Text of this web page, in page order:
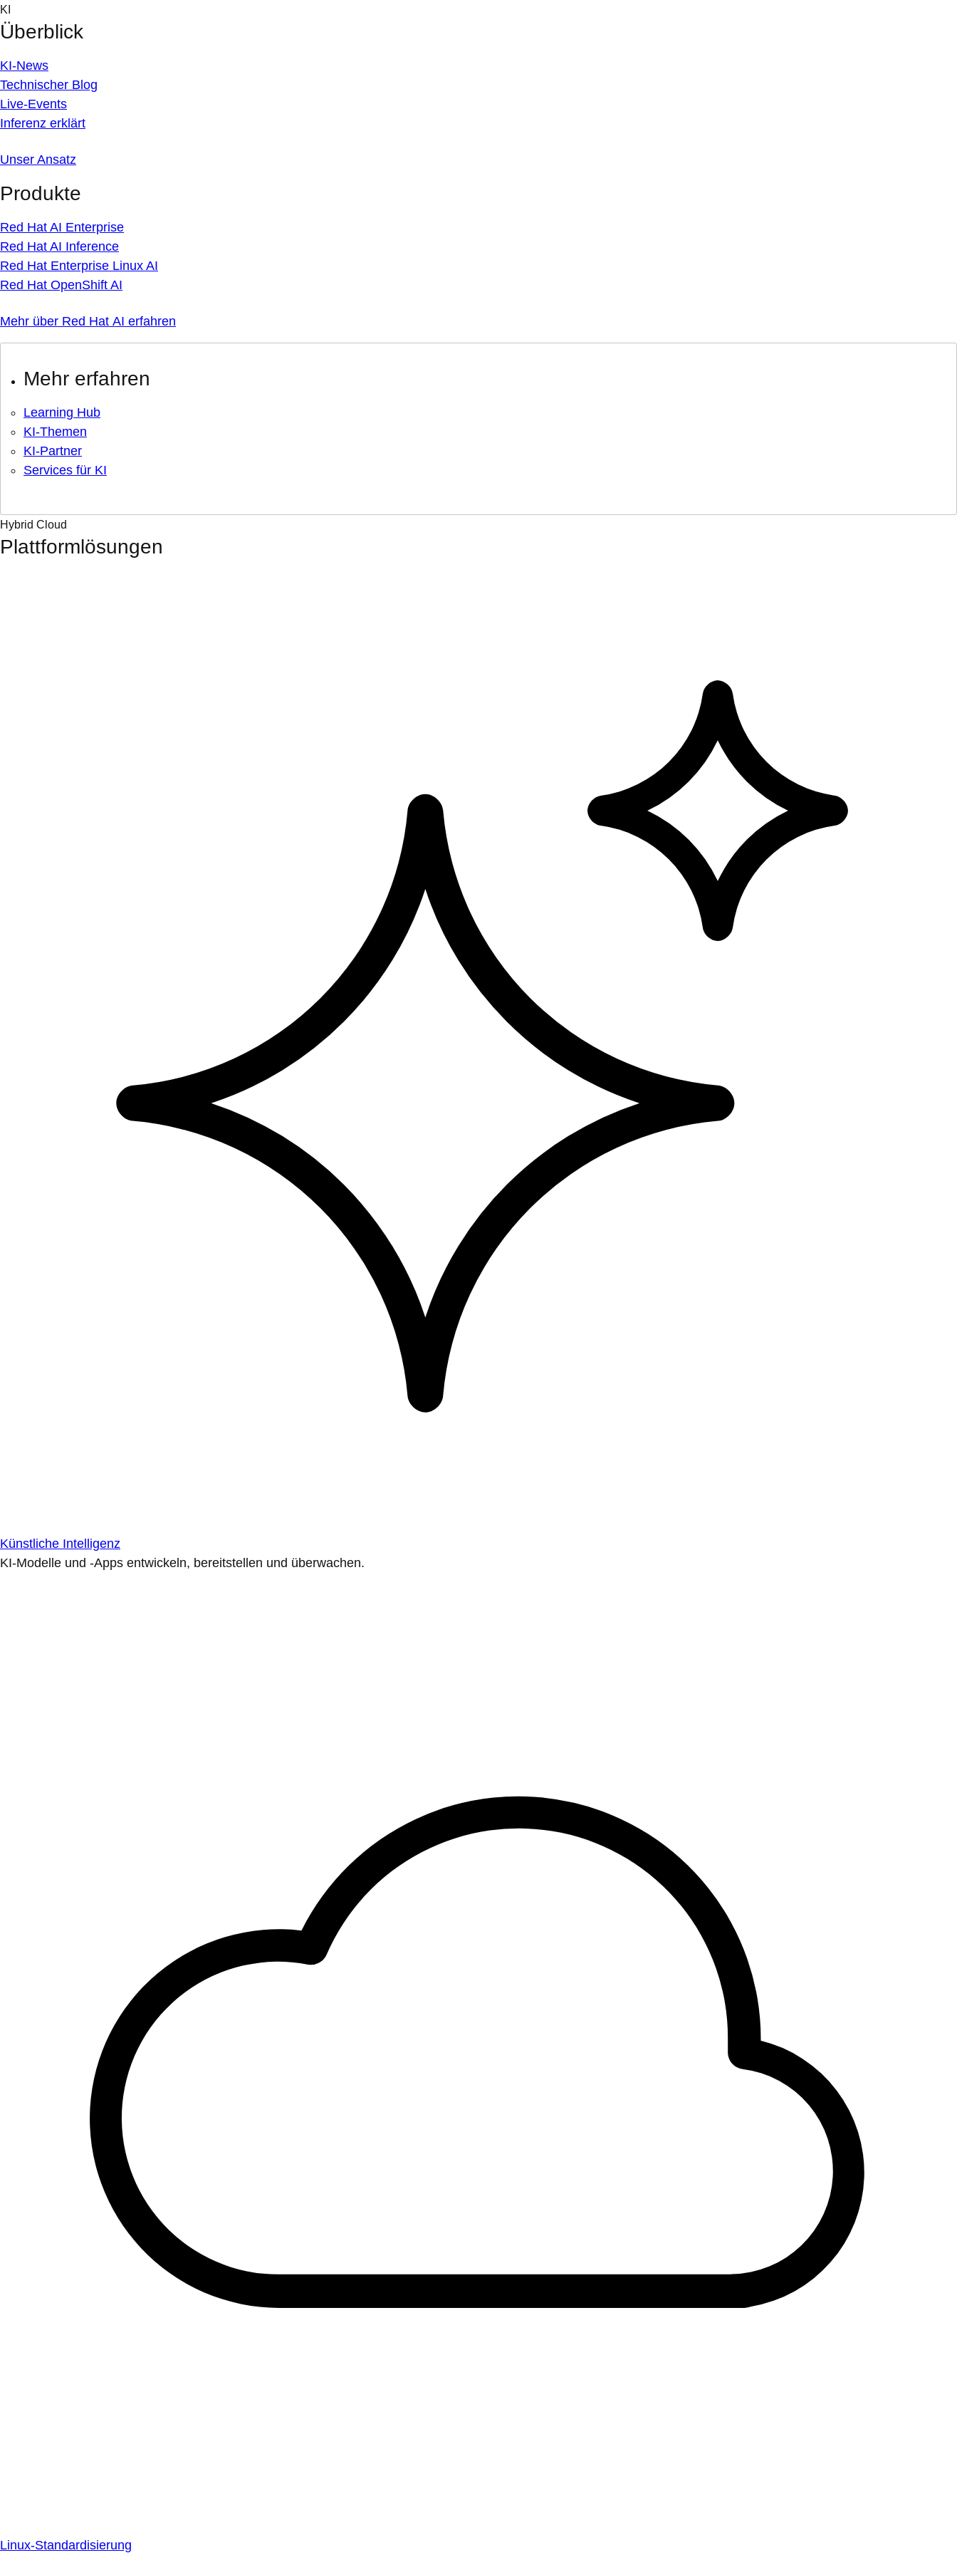
Skip
to
content
KI
Überblick
KI-News
Technischer Blog
Live-Events
Inferenz erklärt
Unser Ansatz
Produkte
Red Hat AI Enterprise
Red Hat AI Inference
Red Hat Enterprise Linux AI
Red Hat OpenShift AI
Mehr über Red Hat AI erfahren
Mehr erfahren
Learning Hub
KI-Themen
KI-Partner
Services für KI
Hybrid Cloud
Plattformlösungen
Künstliche Intelligenz
KI-Modelle und -Apps entwickeln, bereitstellen und überwachen.
Linux-Standardisierung